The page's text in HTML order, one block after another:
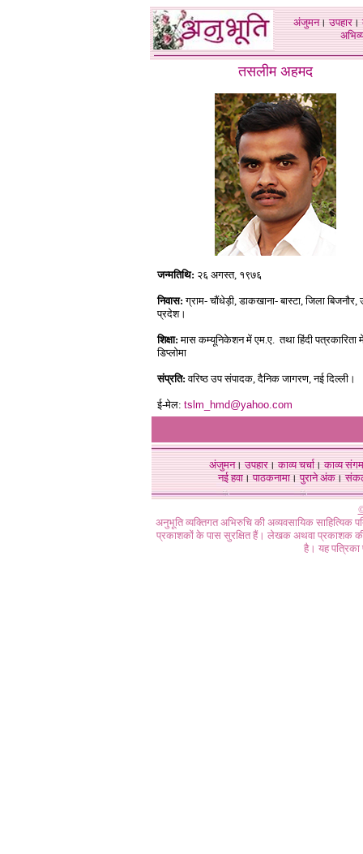
अंजुमन।उपहार।
तसलीम अहमद
जन्मतिथि: २६ अगस्त, १९७६
निवास: ग्राम- चौंधेड़ी, डाकखाना- बास्टा, जिला बिजनौर,
प्रदेश।
शिक्षा: मास कम्यूनिकेशन में एम.ए. तथा हिंदी पत्रकारिता
डिप्लोमा
संप्रति: वरिष्ठ उप संपादक, दैनिक जागरण, नई दिल्ली।
ई-मेल: tslm_hmd@yahoo.com
अंजुमन।उपहार।काव्य चर्चा।काव्य संगम
नई हवा। पाठकनामा। पुराने अंक।
अनुभूति व्यक्तिगत अभिरुचि की अव्यवसायिक
प्रकाशकों के पास सुरक्षित हैं। लेखक अथवा प्रकाशक की
है। यह पत्रिका